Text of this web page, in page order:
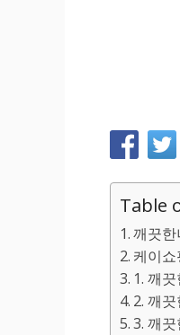
Table
깨끗
케이
1. 깨
2. 깨
3. 깨